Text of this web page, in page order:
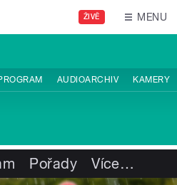
ŽIVĚ MENU
AUDIOARCHIV KAMERY
Pořady Více…